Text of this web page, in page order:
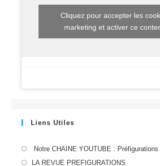
Cliquez pour accepter les
marketing et activer ce
Liens Utiles
Notre CHAINE YOUTUBE : Préfigurations
LA REVUE PREFIGURATIONS